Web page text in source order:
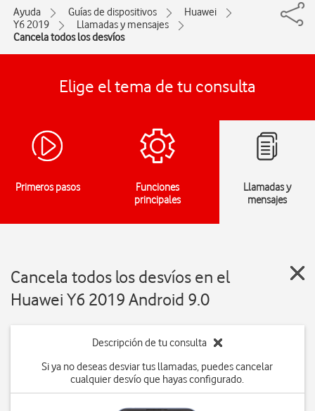
Ayuda Guías de dispositivos
Huawei
Y6 2019
Llamadas y mensajes
Cancela todos los desvíos
Elige el tema de tu consulta
Primeros pasos
Funciones
principales
Llamadas y
mensajes
Cancela todos los desvíos en el
Huawei Y6 2019 Android 9.0
Descripción de tu consulta
Si ya no deseas desviar tus llamadas, puedes cancelar
cualquier desvío que hayas configurado.